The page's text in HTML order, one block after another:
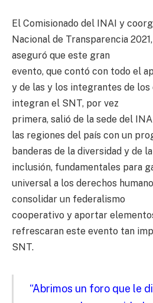
El Comisionado del INAI y
Nacional de Transparencia
aseguró que este gran
evento, que contó con todo el
y de las y los integrantes de los
integran el SNT, por vez
primera, salió de la sede del
las regiones del país con un
banderas de la diversidad y de la
inclusión, fundamentales para
universal a los derechos
consolidar un federalismo
cooperativo y aportar
refrescaran este evento tan
SNT.
“Abrimos un foro que le